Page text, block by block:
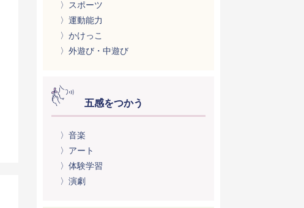
〉スポーツ
〉運動能力
〉かけっこ
〉外遊び・中遊び
五感をつかう
〉音楽
〉アート
〉体験学習
〉演劇